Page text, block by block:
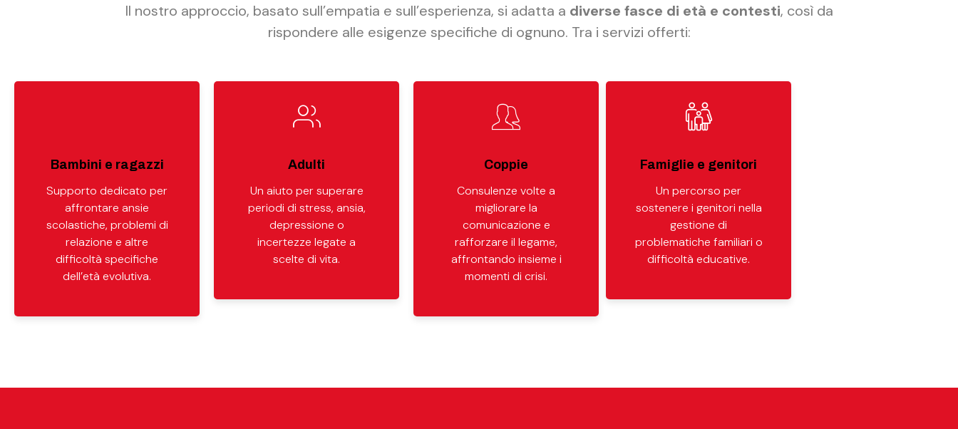
Il nostro approccio, basato sull’empatia e sull’esperienza, si adatta a diverse fasce di età e contesti, così da
rispondere alle esigenze specifiche di ognuno. Tra i servizi offerti:
Bambini e ragazzi
Supporto dedicato per
affrontare ansie
scolastiche, problemi di
relazione e altre
difficoltà specifiche
dell’età evolutiva.
Adulti
Un aiuto per superare
periodi di stress, ansia,
depressione o
incertezze legate a
scelte di vita.
Coppie
Consulenze volte a
migliorare la
comunicazione e
rafforzare il legame,
affrontando insieme i
momenti di crisi.
Famiglie e genitori
Un percorso per
sostenere i genitori nella
gestione di
problematiche familiari o
difficoltà educative.